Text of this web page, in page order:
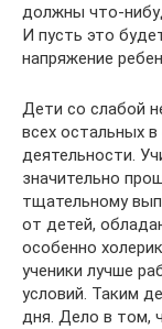
должны что-
И пусть это
напряжение
Дети со слабой
всех остальных
деятельности.
значительно
тщательному
от детей,
особенно
ученики лучше
условий. Таким
дня. Дело в том,